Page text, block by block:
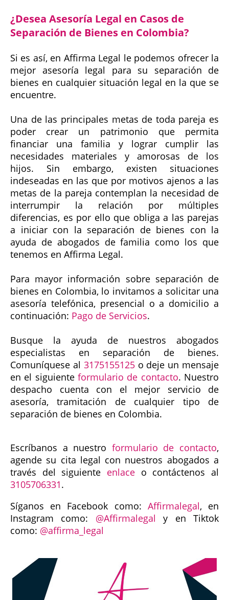
¿Desea Asesoría Legal en Casos de
Separación de Bienes en Colombia?
Si es así, en Affirma Legal le podemos ofrecer la
mejor asesoría legal para su separación de
bienes en cualquier situación legal en la que se
encuentre.
Una de las principales metas de toda pareja es
poder crear un patrimonio que permita
financiar una familia y lograr cumplir las
necesidades materiales y amorosas de los
hijos. Sin embargo, existen situaciones
indeseadas en las que por motivos ajenos a las
metas de la pareja contemplan la necesidad de
interrumpir la relación por múltiples
diferencias, es por ello que obliga a las parejas
a iniciar con la separación de bienes con la
ayuda de abogados de familia como los que
tenemos en Affirma Legal.
Para mayor información sobre separación de
bienes en Colombia, lo invitamos a solicitar una
asesoría telefónica, presencial o a domicilio a
continuación: Pago de Servicios.
Busque la ayuda de nuestros abogados
especialistas en separación de bienes.
Comuníquese al 3175155125o deje un mensaje
en el siguiente formulario de contacto. Nuestro
despacho cuenta con el mejor servicio de
asesoría, tramitación de cualquier tipo de
separación de bienes en Colombia.
Escríbanos a nuestro formulario de contacto,
agende su cita legal con nuestros abogados a
través del siguiente enlace o contáctenos al
3105706331.
Síganos en Facebook como: Affirmalegal, en
Instagram como: @Affirmalegal y en Tiktok
como: @affirma_legal